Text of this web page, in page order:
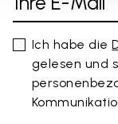
Ich habe die
gelesen und